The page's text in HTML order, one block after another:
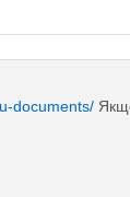
documents/